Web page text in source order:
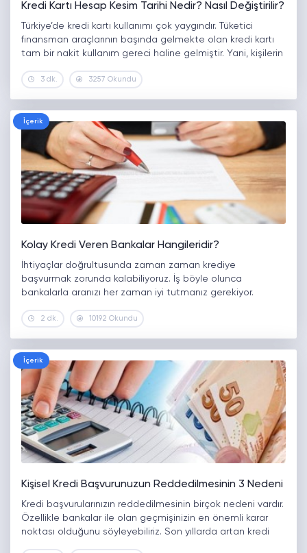
Kredi Kartı Hesap Kesim Tarihi Nedir? Nasıl Değiştirilir?
Türkiye’de kredi kartı kullanımı çok yaygındır. Tüketici
finansman araçlarının başında gelmekte olan kredi kartı
tam bir nakit kullanım gereci haline gelmiştir. Yani, kişilerin
kart yolu ile…
3 dk. 3257 Okundu
İçerik
Kolay Kredi Veren Bankalar Hangileridir?
İhtiyaçlar doğrultusunda zaman zaman krediye
başvurmak zorunda kalabiliyoruz. İş böyle olunca
bankalarla aranızı her zaman iyi tutmanız gerekiyor.
şuan o şart çoğu bankada kalmadı. İnternetten online
2 dk. 10192 Okundu
İçerik
Kişisel Kredi Başvurunuzun Reddedilmesinin 3 Nedeni
Kredi başvurularınızın reddedilmesinin birçok nedeni vardır.
Özellikle bankalar ile olan geçmişinizin en önemli karar
noktası olduğunu söyleyebiliriz. Son yıllarda artan kredi